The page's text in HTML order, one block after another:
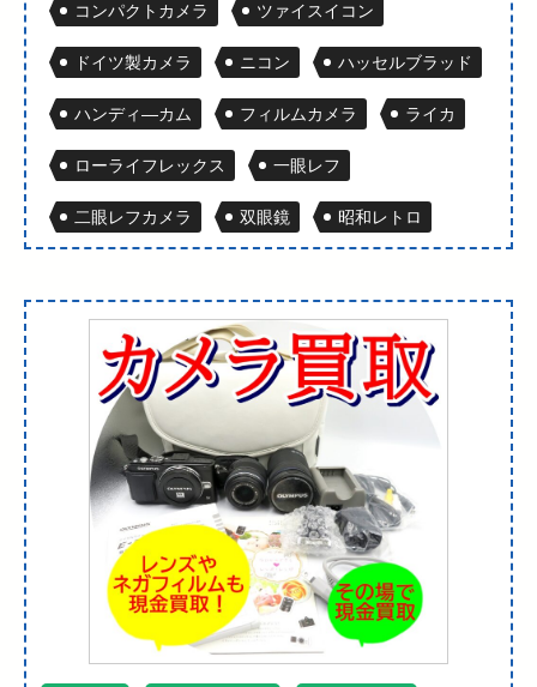
コンパクトカメラ ツァイスイコン
ドイツ製カメラ ニコン ハッセルブラッド
ハンディ―カム フィルムカメラ ライカ
ローライフレックス 一眼レフ
二眼レフカメラ 双眼鏡 昭和レトロ